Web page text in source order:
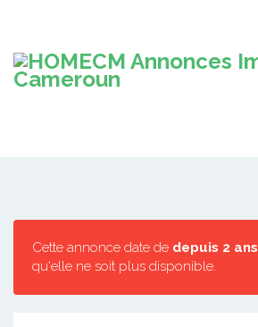
Cette annonce date de depuis 2 ans
qu'elle ne soit plus disponible.